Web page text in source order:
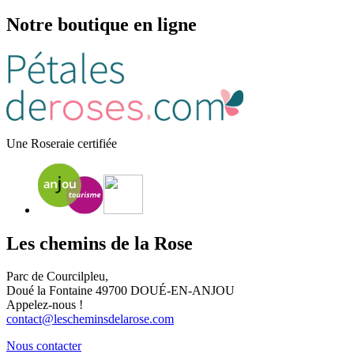
Notre boutique en ligne
Une Roseraie certifiée
Les chemins de la Rose
Parc de Courcilpleu,
Doué la Fontaine 49700 DOUÉ-EN-ANJOU
Appelez-nous !
contact@lescheminsdelarose.com
Nous contacter